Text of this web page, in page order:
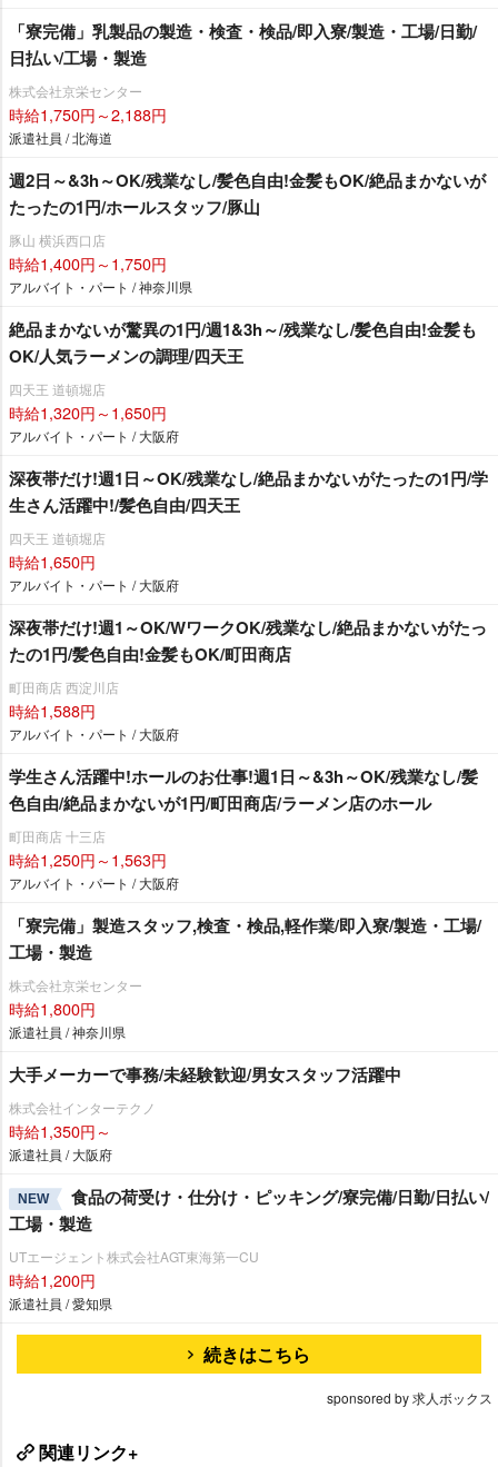
「寮完備」乳製品の製造・検査・検品/即入寮/製造・工場/日勤/
日払い/工場・製造
株式会社京栄センター
時給1,750円～2,188円
派遣社員 / 北海道
週2日～&3h～OK/残業なし/髪色自由!金髪もOK/絶品まかないが
たったの1円/ホールスタッフ/豚山
豚山 横浜西口店
時給1,400円～1,750円
アルバイト・パート / 神奈川県
絶品まかないが驚異の1円/週1&3h～/残業なし/髪色自由!金髪も
OK/人気ラーメンの調理/四天王
四天王 道頓堀店
時給1,320円～1,650円
アルバイト・パート / 大阪府
深夜帯だけ!週1日～OK/残業なし/絶品まかないがたったの1円/学
生さん活躍中!/髪色自由/四天王
四天王 道頓堀店
時給1,650円
アルバイト・パート / 大阪府
深夜帯だけ!週1～OK/WワークOK/残業なし/絶品まかないがたっ
たの1円/髪色自由!金髪もOK/町田商店
町田商店 西淀川店
時給1,588円
アルバイト・パート / 大阪府
学生さん活躍中!ホールのお仕事!週1日～&3h～OK/残業なし/髪
色自由/絶品まかないが1円/町田商店/ラーメン店のホール
町田商店 十三店
時給1,250円～1,563円
アルバイト・パート / 大阪府
「寮完備」製造スタッフ,検査・検品,軽作業/即入寮/製造・工場/
工場・製造
株式会社京栄センター
時給1,800円
派遣社員 / 神奈川県
大手メーカーで事務/未経験歓迎/男女スタッフ活躍中
株式会社インターテクノ
時給1,350円～
派遣社員 / 大阪府
NEW
食品の荷受け・仕分け・ピッキング/寮完備/日勤/日払い/
工場・製造
UTエージェント株式会社AGT東海第一CU
時給1,200円
派遣社員 / 愛知県
続きはこちら
sponsored by 求人ボックス
関連リンク+